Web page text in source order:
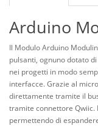
Arduino
Il Modulo Arduino
pulsanti, ognuno dotato
nei progetti in modo
interfacce. Grazie al
direttamente tramite il
tramite connettore Qwiic.
permettendo di